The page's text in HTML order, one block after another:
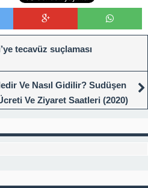
tecavüz suçlaması
Ve Nasıl Gidilir? Sudüşen
Ve Ziyaret Saatleri (2020)